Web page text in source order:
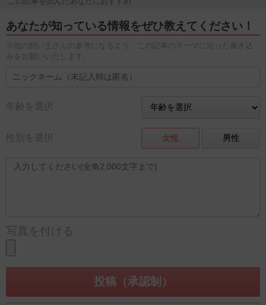
あなたが知っている情報をぜひ教えてください！
※他の飼い主さんの参考になるよう、この記事のテーマに沿った書き込
みをお願いいたします。
年齢を選択
性別を選択 女性 男性
写真を付ける